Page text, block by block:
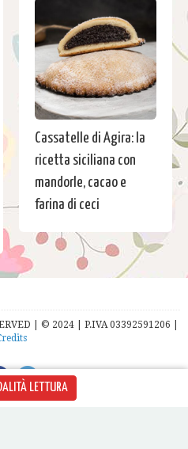
LETTURA
Cassatelle di Agira: la
ricetta siciliana con
mandorle, cacao e
farina di ceci
| © 2024 | P.IVA 03392591206 |